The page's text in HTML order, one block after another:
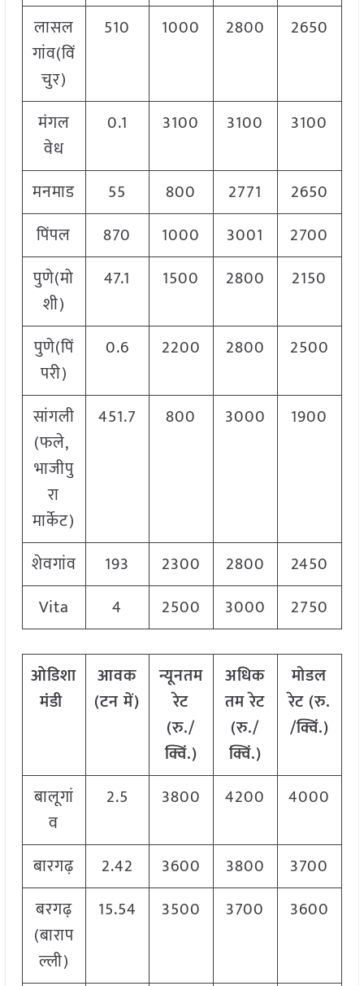
लासल
गांव(विं
चुर)
510 1000 2800 2650
मंगल
वेध
0.1 3100 3100 3100
मनमाड 55 800 2771
2650
पिंपल
870 1000 3001
2700
पुणे(मो
शी)
47.1 1500 2800 2150
पुणे(पिं
परी)
0.6 2200 2800 2500
सांगली
(फले,
भाजीपु
रा
मार्केट)
451.7 800 3000 1900
शेवगांव 193 2300 2800
2450
Vita
4 2500 3000 2750
ओडिशा
मंडी
आवक
(टन में)
न्यूनतम
रेट
(रु./
क्विं.)
अधिक
तम रेट
(रु./
क्विं.)
मोडल
रेट (रु.
/क्विं.)
बालूगां
व
2.5 3800 4200 4000
बारगढ़ 2.42 3600 3800
3700
बरगढ़
(बाराप
ल्ली)
15.54 3500 3700 3600